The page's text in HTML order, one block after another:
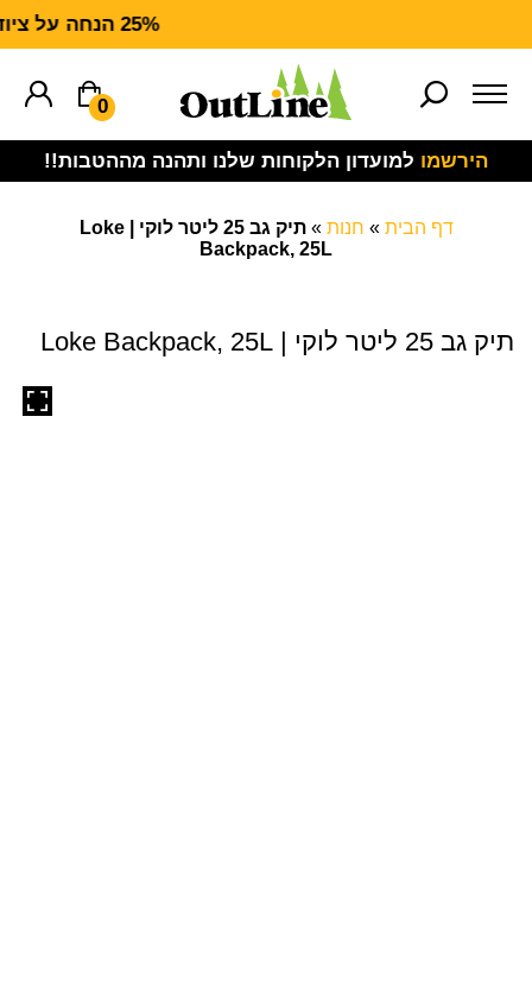
25% הנחה על ציוד מנדף CARHARTT FORCE
0
הירשמו למועדון הלקוחות שלנו ותהנה מההטבות!!
דף הבית » חנות »
תיק גב 25 ליטר לוקי | Loke
Backpack, 25L
תיק גב 25 ליטר לוקי | Loke Backpack, 25L